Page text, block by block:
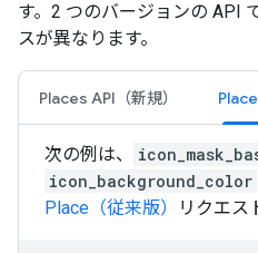
す。2 つのバージョンの API
スが異なります。
Places API（新規）
次の例は、
icon_background_color
Place（従来版）
リクエス